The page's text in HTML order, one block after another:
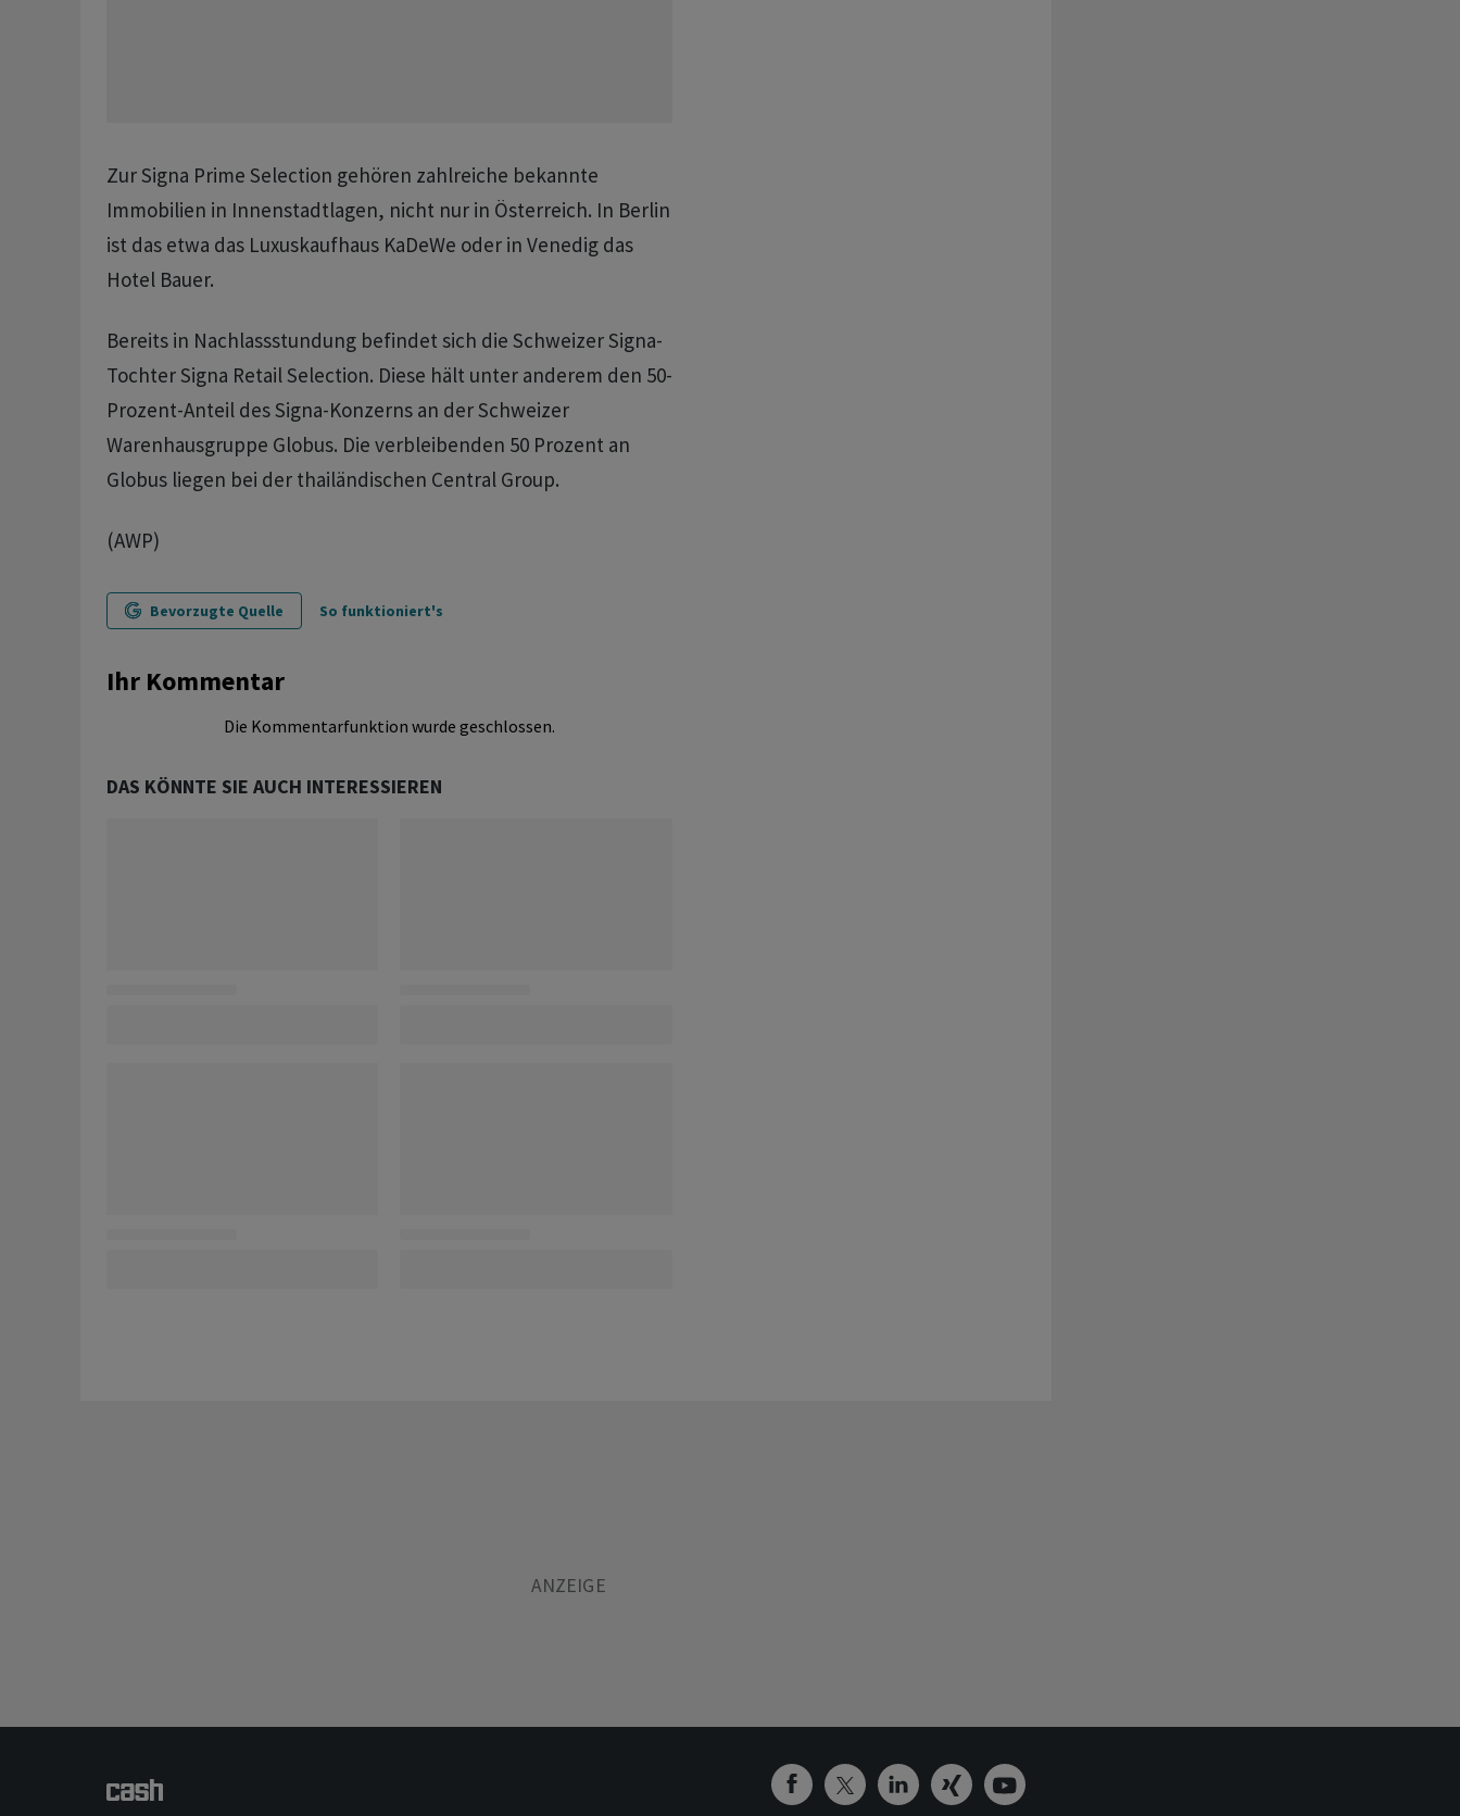
Zur Signa Prime Selection gehören zahlreiche bekannte
Immobilien in Innenstadtlagen, nicht nur in Österreich. In Berlin
ist das etwa das Luxuskaufhaus KaDeWe oder in Venedig das
Hotel Bauer.
Bereits in Nachlassstundung befindet sich die Schweizer Signa-
Tochter Signa Retail Selection. Diese hält unter anderem den 50-
Prozent-Anteil des Signa-Konzerns an der Schweizer
Warenhausgruppe Globus. Die verbleibenden 50 Prozent an
Globus liegen bei der thailändischen Central Group.
(AWP)
Bevorzugte Quelle So funktioniert's
Ihr Kommentar
Die Kommentarfunktion wurde geschlossen.
DAS KÖNNTE SIE AUCH INTERESSIEREN